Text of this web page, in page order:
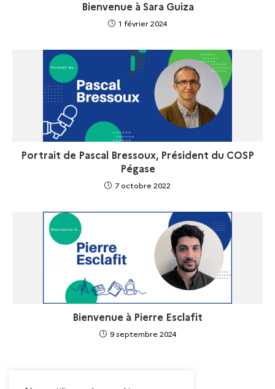
Bienvenue à Sara Guiza
1 février 2024
Portrait de Pascal Bressoux, Président du COSP
Pégase
7 octobre 2022
Bienvenue à Pierre Esclafit
9 septembre 2024